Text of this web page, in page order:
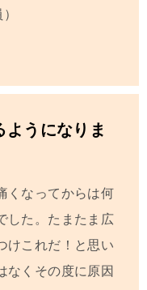
ようになりま
くなってからは何
した。たまたま広
けこれだ！と思い
なくその度に原因